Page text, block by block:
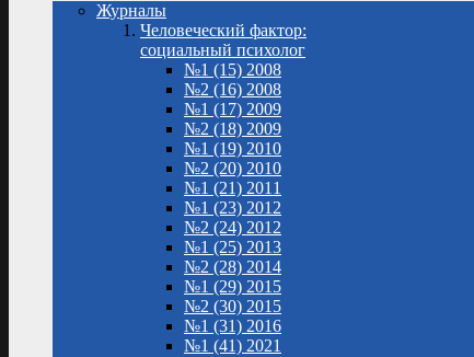
Журналы
Человеческий фактор:
социальный психолог
№1 (15) 2008
№2 (16) 2008
№1 (17) 2009
№2 (18) 2009
№1 (19) 2010
№2 (20) 2010
№1 (21) 2011
№1 (23) 2012
№2 (24) 2012
№1 (25) 2013
№2 (28) 2014
№1 (29) 2015
№2 (30) 2015
№1 (31) 2016
№1 (41) 2021